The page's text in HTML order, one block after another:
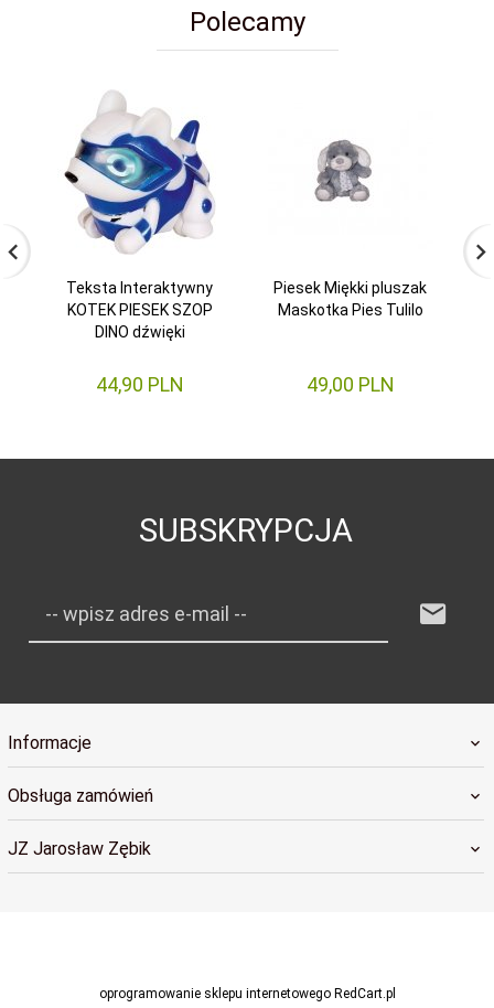
Polecamy
Teksta Interaktywny
KOTEK PIESEK SZOP
DINO dźwięki
44,90 PLN
Piesek Miękki pluszak
Maskotka Pies Tulilo
49,00 PLN
SUBSKRYPCJA
-- wpisz adres e-mail --
Informacje
Obsługa zamówień
JZ Jarosław Zębik
oprogramowanie sklepu internetowegoRedCart.pl